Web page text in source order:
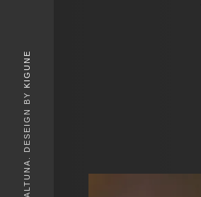
KIGUNE